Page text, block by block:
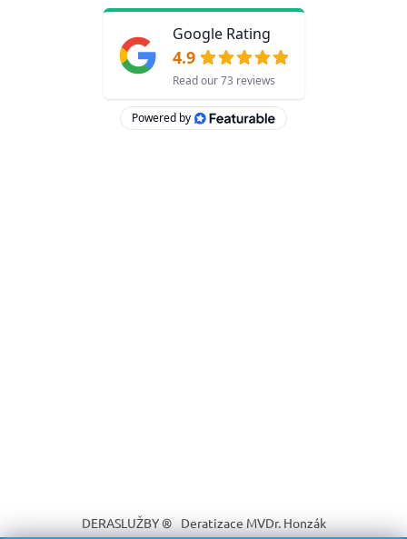
DERASLUŽBY ® Deratizace MVDr. Honzák